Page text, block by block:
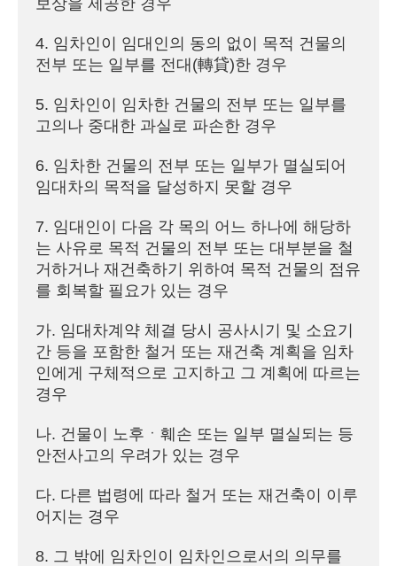
보상을 제공한 경우
4. 임차인이 임대인의 동의 없이 목적 건물의
전부 또는 일부를 전대(轉貸)한 경우
5. 임차인이 임차한 건물의 전부 또는 일부를
고의나 중대한 과실로 파손한 경우
6. 임차한 건물의 전부 또는 일부가 멸실되어
임대차의 목적을 달성하지 못할 경우
7. 임대인이 다음 각 목의 어느 하나에 해당하
는 사유로 목적 건물의 전부 또는 대부분을 철
거하거나 재건축하기 위하여 목적 건물의 점유
를 회복할 필요가 있는 경우
가. 임대차계약 체결 당시 공사시기 및 소요기
간 등을 포함한 철거 또는 재건축 계획을 임차
인에게 구체적으로 고지하고 그 계획에 따르는
경우
나. 건물이 노후ㆍ훼손 또는 일부 멸실되는 등
안전사고의 우려가 있는 경우
다. 다른 법령에 따라 철거 또는 재건축이 이루
어지는 경우
8. 그 밖에 임차인이 임차인으로서의 의무를